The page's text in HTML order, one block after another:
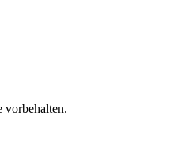
vorbehalten.